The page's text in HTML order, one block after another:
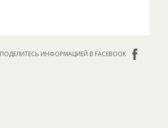
ПОДЕЛИТЕСЬ ИНФОРМАЦИЕЙ В FACEBOOK